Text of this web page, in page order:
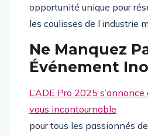
d’événements du monde
opportunité unique pour
Ne Manquez
L’ADE Pro 2025 s’annonce
vous incontournable